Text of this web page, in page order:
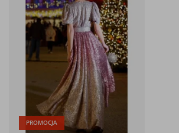
PROMOCJA